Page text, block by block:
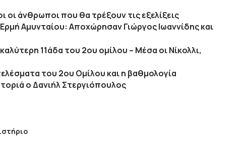
οι άνθρωποι που θα τρέξουν τις εξελίξεις
Ερμή Αμυνταίου: Αποχώρησαν Γιώργος Ιωαννίδης και
11άδα του 2ου ομίλου – Μέσα οι Νίκολλι,
του 2ου Ομίλου και η βαθμολογία
ο Δανιήλ Στεργιόπουλος